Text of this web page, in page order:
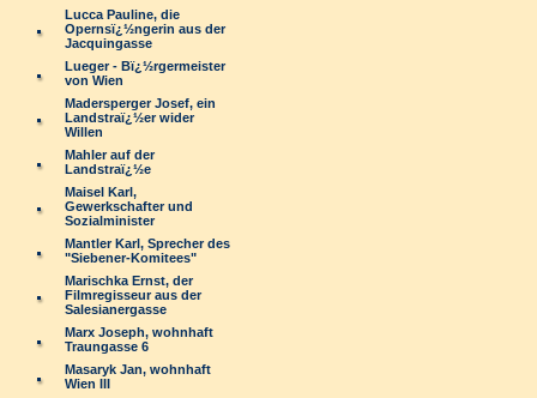
Lucca Pauline, die
Opernsï¿½ngerin aus der
Jacquingasse
Lueger - Bï¿½rgermeister
von Wien
Madersperger Josef, ein
Landstraï¿½er wider
Willen
Mahler auf der
Landstraï¿½e
Maisel Karl,
Gewerkschafter und
Sozialminister
Mantler Karl, Sprecher des
"Siebener-Komitees"
Marischka Ernst, der
Filmregisseur aus der
Salesianergasse
Marx Joseph, wohnhaft
Traungasse 6
Masaryk Jan, wohnhaft
Wien III